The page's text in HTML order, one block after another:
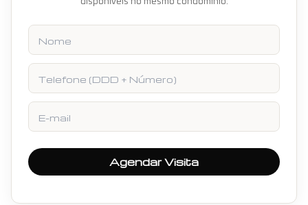
Nome
Telefone
E-mail
Agendar Visita